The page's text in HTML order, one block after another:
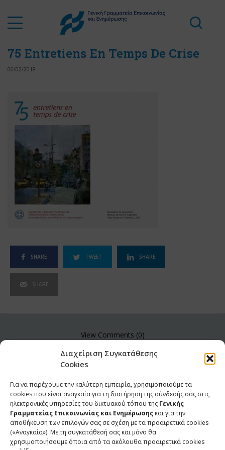
Διαχείριση Συγκατάθεσης
Cookies
Για να παρέχουμε την καλύτερη εμπειρία, χρησιμοποιούμε τα
cookies που είναι αναγκαία για τη διατήρηση της σύνδεσής σας στις
ηλεκτρονικές υπηρεσίες του δικτυακού τόπου της Γενικής
Γραμματείας Επικοινωνίας και Ενημέρωσης και για την
αποθήκευση των επιλογών σας σε σχέση με τα προαιρετικά cookies
(«Αναγκαία»). Με τη συγκατάθεσή σας και μόνο θα
χρησιμοποιήσουμε όποια από τα ακόλουθα προαιρετικά cookies
75 Entretiens En Temps De Crise
06/02/2018
SHARE TWEET SHARE
SHARE
View Comments (0)